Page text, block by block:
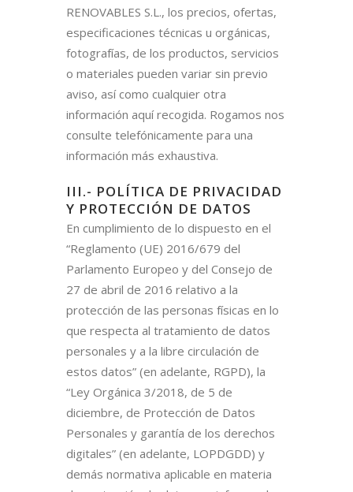
RENOVABLES S.L., los precios, ofertas,
especificaciones técnicas u orgánicas,
fotografías, de los productos, servicios
o materiales pueden variar sin previo
aviso, así como cualquier otra
información aquí recogida. Rogamos nos
consulte telefónicamente para una
información más exhaustiva.
III.- POLÍTICA DE PRIVACIDAD
Y PROTECCIÓN DE DATOS
En cumplimiento de lo dispuesto en el
“Reglamento (UE) 2016/679 del
Parlamento Europeo y del Consejo de
27 de abril de 2016 relativo a la
protección de las personas físicas en lo
que respecta al tratamiento de datos
personales y a la libre circulación de
estos datos” (en adelante, RGPD), la
“Ley Orgánica 3/2018, de 5 de
diciembre, de Protección de Datos
Personales y garantía de los derechos
digitales” (en adelante, LOPDGDD) y
demás normativa aplicable en materia